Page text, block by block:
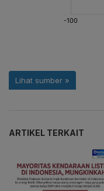
ARTIKEL TERKAIT